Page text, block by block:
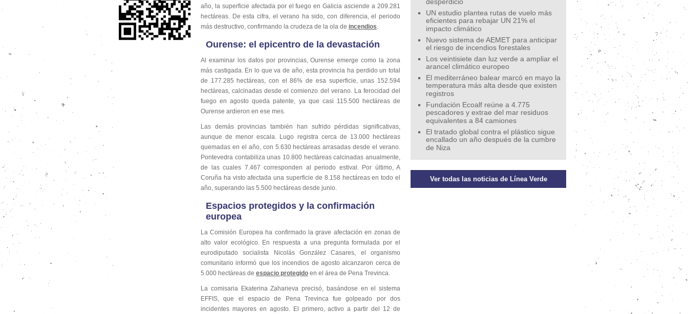
año, la superficie afectada por el fuego en Galicia asciende a 209.281
hectáreas. De esta cifra, el verano ha sido, con diferencia, el periodo
más destructivo, confirmando la crudeza de la ola de incendios.
Ourense: el epicentro de la devastación
Al examinar los datos por provincias, Ourense emerge como la zona
más castigada. En lo que va de año, esta provincia ha perdido un total
de 177.285 hectáreas, con el 86% de esa superficie, unas 152.594
hectáreas, calcinadas desde el comienzo del verano. La ferocidad del
fuego en agosto queda patente, ya que casi 115.500 hectáreas de
Ourense ardieron en ese mes.
Las demás provincias también han sufrido pérdidas significativas,
aunque de menor escala. Lugo registra cerca de 13.000 hectáreas
quemadas en el año, con 5.630 hectáreas arrasadas desde el verano.
Pontevedra contabiliza unas 10.800 hectáreas calcinadas anualmente,
de las cuales 7.467 corresponden al periodo estival. Por último, A
Coruña ha visto afectada una superficie de 8.158 hectáreas en todo el
año, superando las 5.500 hectáreas desde junio.
Espacios protegidos y la confirmación
europea
La Comisión Europea ha confirmado la grave afectación en zonas de
alto valor ecológico. En respuesta a una pregunta formulada por el
eurodiputado socialista Nicolás González Casares, el organismo
comunitario informó que los incendios de agosto alcanzaron cerca de
5.000 hectáreas de espacio protegido en el área de Pena Trevinca.
La comisaria Ekaterina Zaharieva precisó, basándose en el sistema
EFFIS, que el espacio de Pena Trevinca fue golpeado por dos
incidentes mayores en agosto. El primero, activo a partir del 12 de
desperdicio
UN estudio plantea rutas de vuelo más
eficientes para rebajar UN 21% el
impacto climático
Nuevo sistema de AEMET para anticipar
el riesgo de incendios forestales
Los veintisiete dan luz verde a ampliar el
arancel climático europeo
El mediterráneo balear marcó en mayo la
temperatura más alta desde que existen
registros
Fundación Ecoalf reúne a 4.775
pescadores y extrae del mar residuos
equivalentes a 84 camiones
El tratado global contra el plástico sigue
encallado un año después de la cumbre
de Niza
Ver todas las noticias de Línea Verde